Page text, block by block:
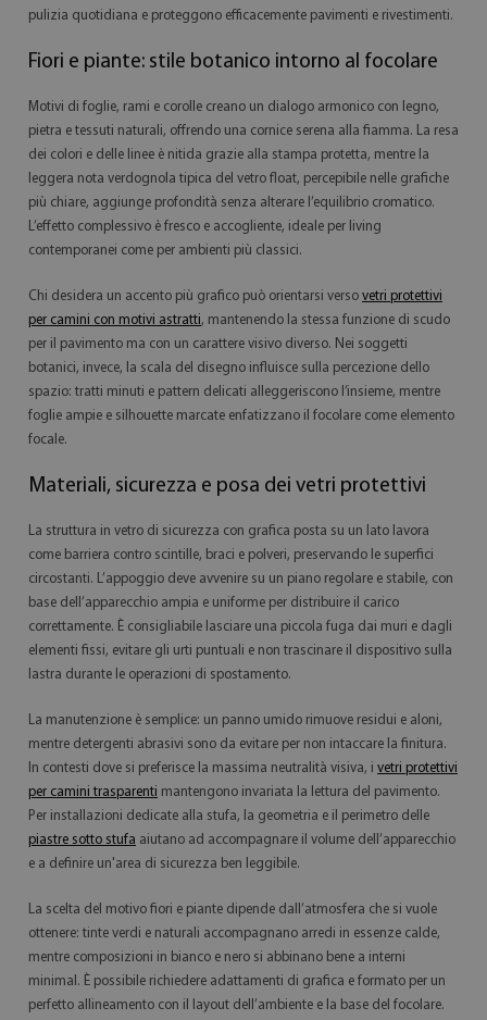
pulizia quotidiana e proteggono efficacemente pavimenti e rivestimenti.
Fiori e piante: stile botanico intorno al focolare
Motivi di foglie, rami e corolle creano un dialogo armonico con legno,
pietra e tessuti naturali, offrendo una cornice serena alla fiamma. La resa
dei colori e delle linee è nitida grazie alla stampa protetta, mentre la
leggera nota verdognola tipica del vetro float, percepibile nelle grafiche
più chiare, aggiunge profondità senza alterare l’equilibrio cromatico.
L’effetto complessivo è fresco e accogliente, ideale per living
contemporanei come per ambienti più classici.
Chi desidera un accento più grafico può orientarsi verso vetri protettivi
per camini con motivi astratti, mantenendo la stessa funzione di scudo
per il pavimento ma con un carattere visivo diverso. Nei soggetti
botanici, invece, la scala del disegno influisce sulla percezione dello
spazio: tratti minuti e pattern delicati alleggeriscono l’insieme, mentre
foglie ampie e silhouette marcate enfatizzano il focolare come elemento
focale.
Materiali, sicurezza e posa dei vetri protettivi
La struttura in vetro di sicurezza con grafica posta su un lato lavora
come barriera contro scintille, braci e polveri, preservando le superfici
circostanti. L’appoggio deve avvenire su un piano regolare e stabile, con
base dell’apparecchio ampia e uniforme per distribuire il carico
correttamente. È consigliabile lasciare una piccola fuga dai muri e dagli
elementi fissi, evitare gli urti puntuali e non trascinare il dispositivo sulla
lastra durante le operazioni di spostamento.
La manutenzione è semplice: un panno umido rimuove residui e aloni,
mentre detergenti abrasivi sono da evitare per non intaccare la finitura.
In contesti dove si preferisce la massima neutralità visiva, i vetri protettivi
per camini trasparenti mantengono invariata la lettura del pavimento.
Per installazioni dedicate alla stufa, la geometria e il perimetro delle
piastre sotto stufa aiutano ad accompagnare il volume dell’apparecchio
e a definire un'area di sicurezza ben leggibile.
La scelta del motivo fiori e piante dipende dall’atmosfera che si vuole
ottenere: tinte verdi e naturali accompagnano arredi in essenze calde,
mentre composizioni in bianco e nero si abbinano bene a interni
minimal. È possibile richiedere adattamenti di grafica e formato per un
perfetto allineamento con il layout dell’ambiente e la base del focolare.